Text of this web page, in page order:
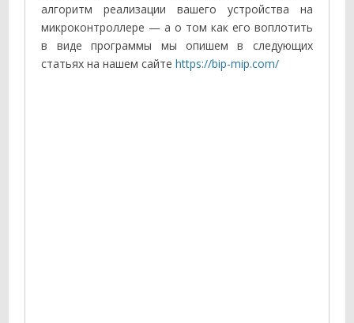
алгоритм реализации вашего устройства на
микроконтроллере — а о том как его воплотить
в виде программы мы опишем в следующих
статьях на нашем сайтеhttps://bip-mip.com/